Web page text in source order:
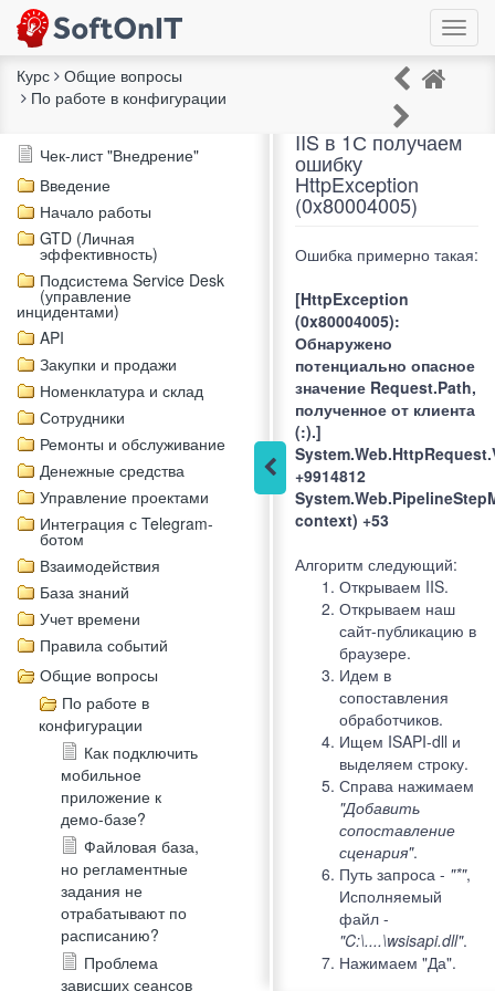
Курс
Общие вопросы
По работе в конфигурации
Чек-лист "Внедрение"
Введение
Начало работы
GTD (Личная
эффективность)
Подсистема Service Desk
(управление
инцидентами)
API
Закупки и продажи
Номенклатура и склад
Сотрудники
Ремонты и обслуживание
Денежные средства
Управление проектами
Интеграция с Telegram-
ботом
Взаимодействия
База знаний
Учет времени
Правила событий
Общие вопросы
По работе в
конфигурации
Как подключить
мобильное
приложение к
демо-базе?
Файловая база,
но регламентные
задания не
отрабатывают по
расписанию?
Проблема
зависших сеансов
При использовании
IIS в 1С получаем
ошибку
HttpException
(0x80004005)
Ошибка примерно такая:
[HttpException
(0x80004005):
Обнаружено
потенциально опасное
значение Request.Path,
полученное от клиента
(:).]
+9914812
context) +53
Алгоритм следующий:
Открываем IIS.
Открываем наш
сайт-публикацию в
браузере.
Идем в
сопоставления
обработчиков.
Ищем ISAPI-dll и
выделяем строку.
Справа нажимаем
"Добавить
сопоставление
сценария".
Путь запроса - "*",
Исполняемый
файл -
"C:\....\wsisapi.dll".
Нажимаем "Да".